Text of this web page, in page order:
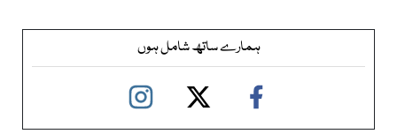
ہمارے ساتھ شامل ہوں